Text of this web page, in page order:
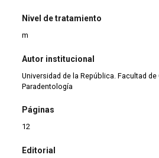
Nivel de tratamiento
m
Autor institucional
Universidad de la República. Facultad
Paradentología
Páginas
12
Editorial